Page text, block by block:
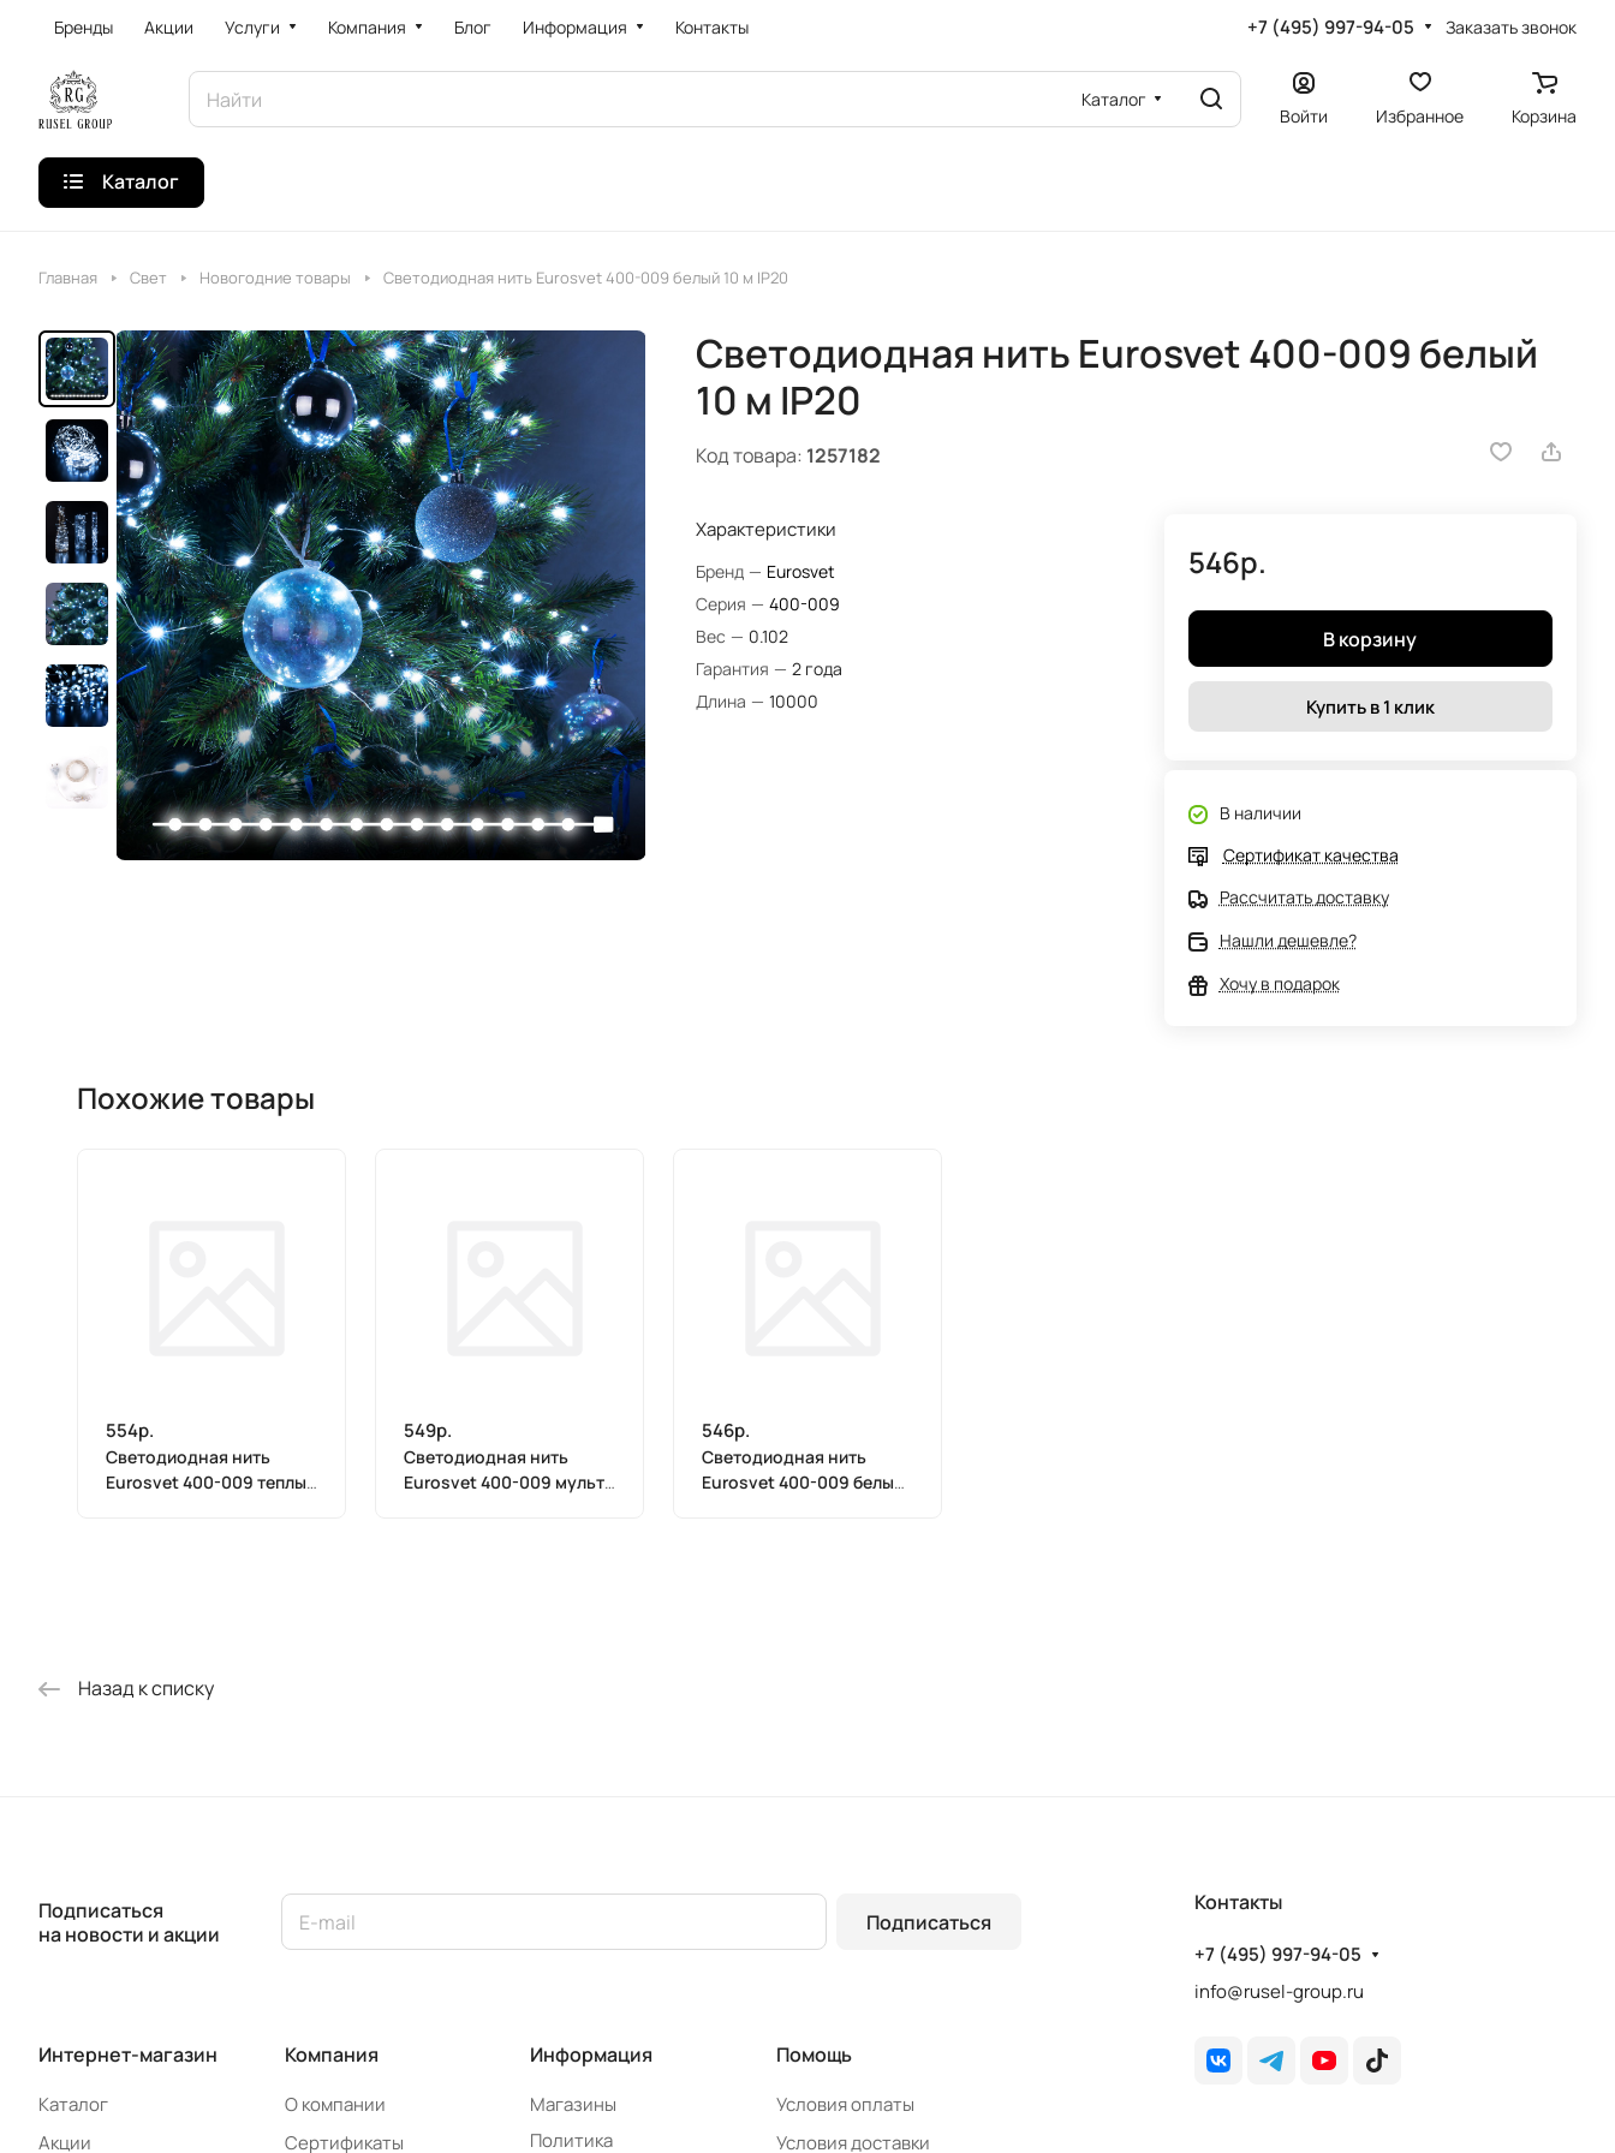
Бренды Акции Услуги Компания Блог Информация Контакты +7 (495) 997-94-05 Заказать звонок
Каталог
Войти Избранное Корзина
Каталог
Главная Свет Новогодние товары Светодиодная нить Eurosvet 400-009 белый 10 м IP20
Светодиодная нить Eurosvet 400-009 белый
10 м IP20
Код товара: 1257182
Характеристики
Бренд — Eurosvet
Серия — 400-009
Вес — 0.102
Гарантия — 2 года
Длина — 10000
546р.
В корзину
Купить в 1 клик
В наличии
Сертификат качества
Рассчитать доставку
Нашли дешевле?
Хочу в подарок
Похожие товары
554р.
Светодиодная нить
Eurosvet 400-009 теплый
549р.
Светодиодная нить
Eurosvet 400-009 мульти
546р.
Светодиодная нить
Eurosvet 400-009 белый
Назад к списку
Подписаться
на новости и акции
Подписаться
Интернет-магазин
Каталог
Акции
Компания
О компании
Сертификаты
Информация
Магазины
Политика
Помощь
Условия оплаты
Условия доставки
Контакты
+7 (495) 997-94-05
info@rusel-group.ru